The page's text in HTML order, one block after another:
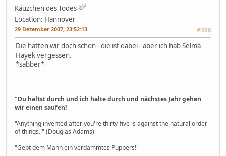
Käuzchen des Todes
Location: Hannover
29 Dezember 2007, 23:52:13 #396
Die hatten wir doch schon - die ist dabei - aber ich hab Selma
Hayek vergessen.
*sabber*
"Du hältst durch und ich halte durch und nächstes Jahr gehen
wir einen saufen!
"Anything invented after you're thirty-five is against the natural order
of things.!" (Douglas Adams)
"Gebt dem Mann ein verdammtes Puppers!"